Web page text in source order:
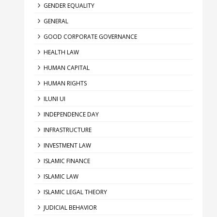
GENDER EQUALITY
GENERAL
GOOD CORPORATE GOVERNANCE
HEALTH LAW
HUMAN CAPITAL
HUMAN RIGHTS
ILUNI UI
INDEPENDENCE DAY
INFRASTRUCTURE
INVESTMENT LAW
ISLAMIC FINANCE
ISLAMIC LAW
ISLAMIC LEGAL THEORY
JUDICIAL BEHAVIOR